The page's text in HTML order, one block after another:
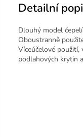
Detailní
Dlouhý model
Oboustranně
Víceúčelové použití,
podlahových krytin